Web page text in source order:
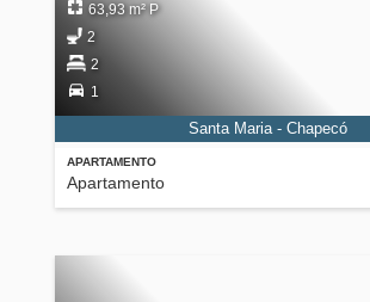
APARTAMENTO
Apartamento
63,93 m² P
2
2
1
Santa Maria - Chapecó